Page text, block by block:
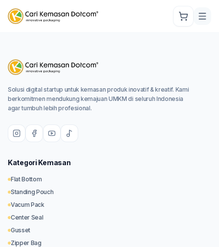
Solusi digital startup untuk kemasan produk inovatif & kreatif. Kami
berkomitmen mendukung kemajuan UMKM di seluruh Indonesia
agar tumbuh lebih profesional.
Kategori Kemasan
Flat Bottom
Standing Pouch
Vacum Pack
Center Seal
Gusset
Zipper Bag